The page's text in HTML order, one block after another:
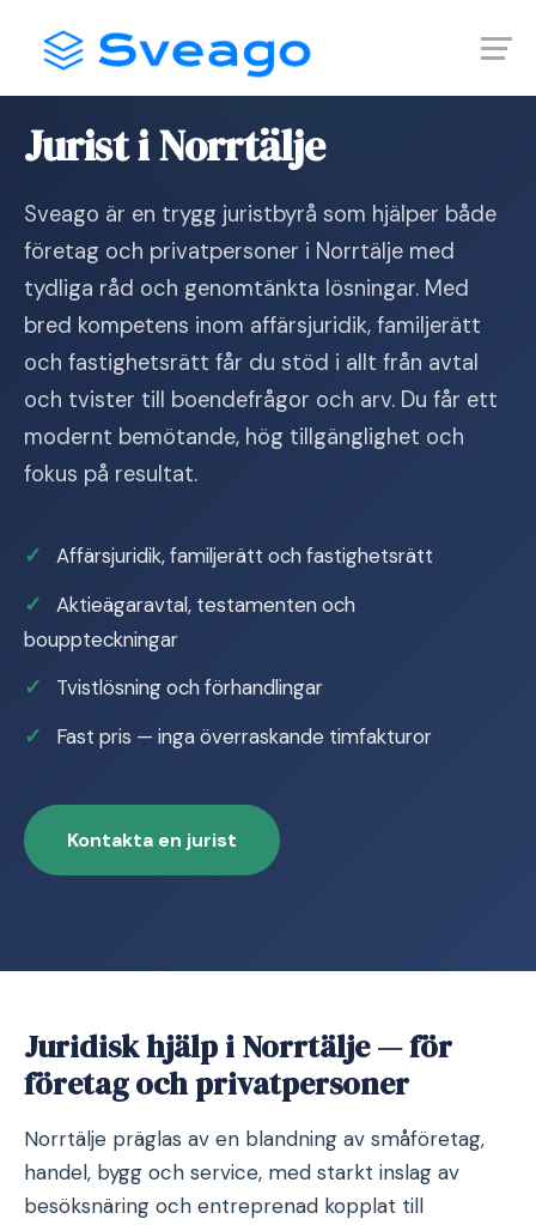
content
Jurist i Norrtälje
Sveago är en trygg juristbyrå som hjälper både
företag och privatpersoner i Norrtälje med
tydliga råd och genomtänkta lösningar. Med
bred kompetens inom affärsjuridik, familjerätt
och fastighetsrätt får du stöd i allt från avtal
och tvister till boendefrågor och arv. Du får ett
modernt bemötande, hög tillgänglighet och
fokus på resultat.
Affärsjuridik, familjerätt och fastighetsrätt
Aktieägaravtal, testamenten och
bouppteckningar
Tvistlösning och förhandlingar
Fast pris — inga överraskande timfakturor
Kontakta en jurist
Juridisk hjälp i Norrtälje — för
företag och privatpersoner
Norrtälje präglas av en blandning av småföretag,
handel, bygg och service, med starkt inslag av
besöksnäring och entreprenad kopplat till